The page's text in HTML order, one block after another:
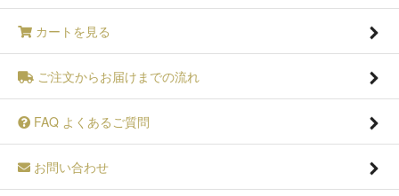
カートを見る
ご注文からお届けまでの流れ
FAQ よくあるご質問
お問い合わせ